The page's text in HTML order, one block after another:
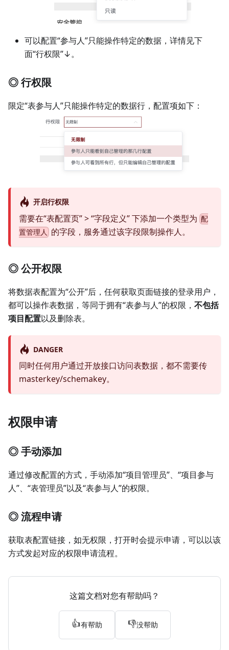
可以配置“参与人”只能操作特定的数据，详情见下
面“行权限”↓。
◎ 行权限
限定“表参与人”只能操作特定的数据行，配置项如下：
开启行权限
需要在“表配置页” > “字段定义” 下添加一个类型为 配
置管理人
的字段，服务通过该字段限制操作人。
◎ 公开权限
将数据表配置为“公开”后，任何获取页面链接的登录用户，
都可以操作表数据，等同于拥有“表参与人”的权限， 不包括
项目配置以及删除表。
DANGER
同时任何用户通过开放接口访问表数据，都不需要传
masterkey/schemakey。
权限申请
◎ 手动添加
通过修改配置的方式，手动添加“项目管理员”、“项目参与
人”、“表管理员”以及“表参与人”的权限。
◎ 流程申请
获取表配置链接，如无权限，打开时会提示申请，可以以该
方式发起对应的权限申请流程。
这篇文档对您有帮助吗？
👍有帮助 👎没帮助